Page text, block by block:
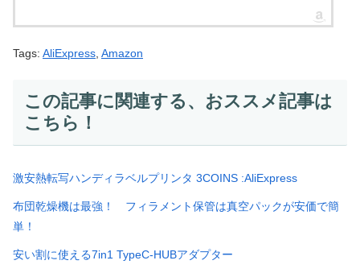
Tags: AliExpress Amazon
この記事に関連する、おススメ記事は
こちら！
激安熱転写ハンディラベルプリンタ 3COINS :AliExpress
布団乾燥機は最強！ フィラメント保管は真空パックが安価で簡
単！
安い割に使える7in1 TypeC-HUBアダプター